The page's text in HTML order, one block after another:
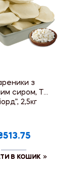
з
сиром, ТМ
2,5кг
В КОШИК